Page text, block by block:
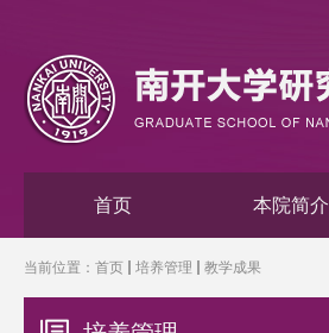
首页 本院简介
当前位置： 首页 培养管理 教学成果